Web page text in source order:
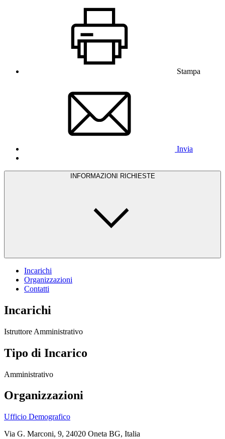
Stampa
Invia
INFORMAZIONI RICHIESTE
Incarichi
Organizzazioni
Contatti
Incarichi
Istruttore Amministrativo
Tipo di Incarico
Amministrativo
Organizzazioni
Ufficio Demografico
Via G. Marconi, 9, 24020 Oneta BG, Italia